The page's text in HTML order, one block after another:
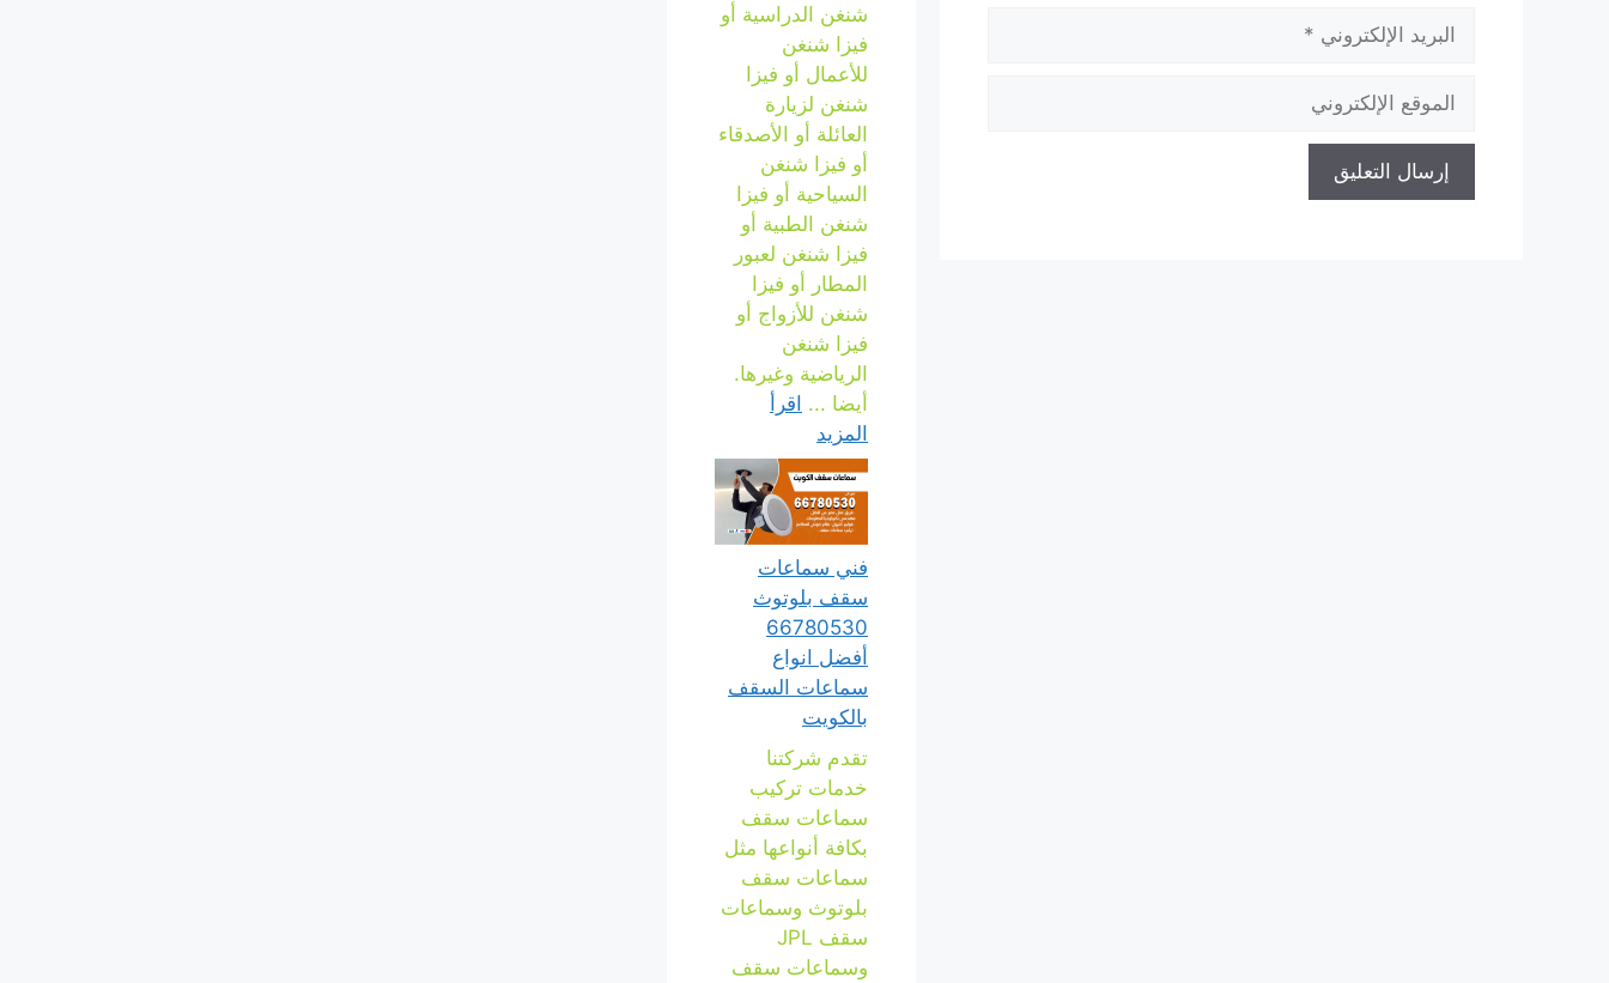
البريد
الإلكتروني
الموقع
الإلكتروني
شنغن الدراسية أو
فيزا شنغن
للأعمال أو فيزا
شنغن لزيارة
العائلة أو الأصدقاء
أو فيزا شنغن
السياحية أو فيزا
شنغن الطبية أو
فيزا شنغن لعبور
المطار أو فيزا
شنغن للأزواج أو
فيزا شنغن
الرياضية وغيرها.
أيضا ... اقرأ
المزيد
فني سماعات
سقف بلوتوث
66780530
أفضل انواع
سماعات السقف
بالكويت
تقدم شركتنا
خدمات تركيب
سماعات سقف
بكافة أنواعها مثل
سماعات سقف
بلوتوث وسماعات
سقف JPL
وسماعات سقف